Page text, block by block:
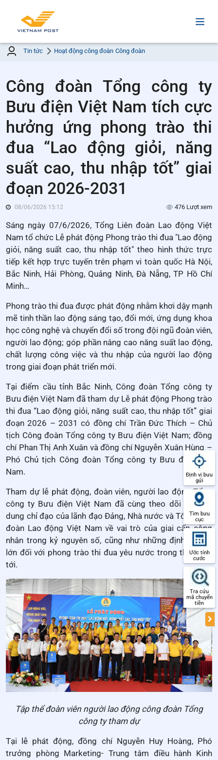
Tin tức Hoạt động công đoàn Công đoàn
Công đoàn Tổng công ty
Bưu điện Việt Nam tích cực
hưởng ứng phong trào thi
đua “Lao động giỏi, năng
suất cao, thu nhập tốt” giai
đoạn 2026-2031
08/06/2026 15:12 476 Lượt xem
Sáng ngày 07/6/2026, Tổng Liên đoàn Lao động Việt
Nam tổ chức Lễ phát động Phong trào thi đua "Lao động
giỏi, năng suất cao, thu nhập tốt"theo hình thức trực
tiếp kết hợp trực tuyến trên phạm vi toàn quốc Hà Nội,
Bắc Ninh, Hải Phòng, Quảng Ninh, Đà Nẵng, TP Hồ Chí
Minh…
Phong trào thi đua được phát động nhằm khơi dậy mạnh
mẽ tinh thần lao động sáng tạo, đổi mới, ứng dụng khoa
học công nghệ và chuyển đổi số trong đội ngũ đoàn viên,
người lao động; góp phần nâng cao năng suất lao động,
chất lượng công việc và thu nhập của người lao động
trong giai đoạn phát triển mới.
Tại điểm cầu tỉnh Bắc Ninh, Công đoàn Tổng công ty
Bưu điện Việt Nam đã tham dự Lễ phát động Phong trào
thi đua “Lao động giỏi, năng suất cao, thu nhập tốt” giai
đoạn 2026 – 2031 có đồng chí Trần Đức Thích – Chủ
tịch Công đoàn Tổng công ty Bưu điện Việt Nam; đồng
chí Phan Thị Anh Xuân vàđồng chí Nguyễn Xuân Hùng –
Phó Chủ tịch Công đoàn Tổng công ty Bưu điện Việt
Nam.
Tham dự lễ phát động, đoàn viên, người lao động Tổng
công ty Bưu điện Việt Nam đã cùng theo dõi các nội
dung chỉ đạo của lãnh đạo Đảng, Nhà nước và Tổng Liên
đoàn Lao động Việt Nam về vai trò của giai cấp công
nhân trong kỷ nguyên số, cũng như những định hướng
lớn đối với phong trào thi đua yêu nước trong thời gian
tới.
Tập thể đoàn viên người lao động công đoàn Tổng
công ty tham dự
Tại lễ phát động, đồng chí Nguyễn Huy Hoàng, Phó
trưởng phòng Marketing- Trung tâm điều hành Kinh
Định vị bưu
gửi
Tìm bưu
cục
Ước tính
cước
Tra cứu
mã chuyển
tiền